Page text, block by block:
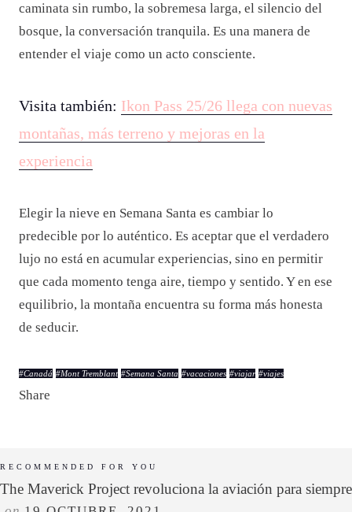
caminata sin rumbo, la sobremesa larga, el silencio del
bosque, la conversación tranquila. Es una manera de
entender el viaje como un acto consciente.
Visita también: Ikon Pass 25/26 llega con nuevas
montañas, más terreno y mejoras en la
experiencia
Elegir la nieve en Semana Santa es cambiar lo
predecible por lo auténtico. Es aceptar que el verdadero
lujo no está en acumular experiencias, sino en permitir
que cada momento tenga aire, tiempo y sentido. Y en ese
equilibrio, la montaña encuentra su forma más honesta
de seducir.
#Canadá #Mont Tremblant #Semana Santa #vacaciones #viajar #viajes
Share
RECOMMENDED FOR YOU
The Maverick Project revoluciona la aviación para siempre